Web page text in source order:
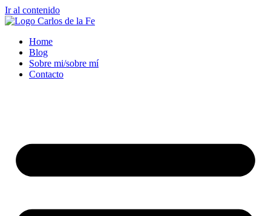
Ir al contenido
Home
Blog
Sobre mi/sobre mí
Contacto